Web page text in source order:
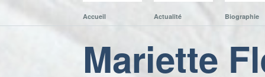
Accueil Actualité Biographie
Mariette